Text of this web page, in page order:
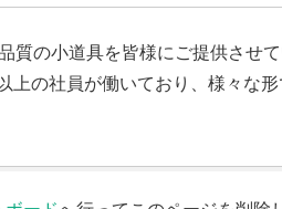
質の小道具を皆様にご提供させて
上の社員が働いており、様々な